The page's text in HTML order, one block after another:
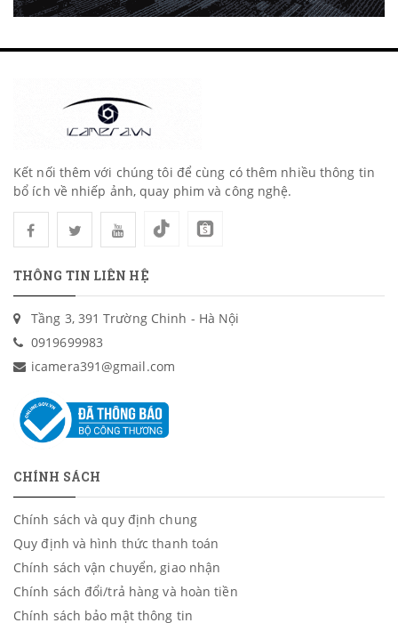
Kết nối thêm với chúng tôi để cùng có thêm nhiều thông tin
bổ ích về nhiếp ảnh, quay phim và công nghệ.
THÔNG TIN LIÊN HỆ
Tầng 3, 391 Trường Chinh - Hà Nội
0919699983
icamera391@gmail.com
CHÍNH SÁCH
Chính sách và quy định chung
Quy định và hình thức thanh toán
Chính sách vận chuyển, giao nhận
Chính sách đổi/trả hàng và hoàn tiền
Chính sách bảo mật thông tin